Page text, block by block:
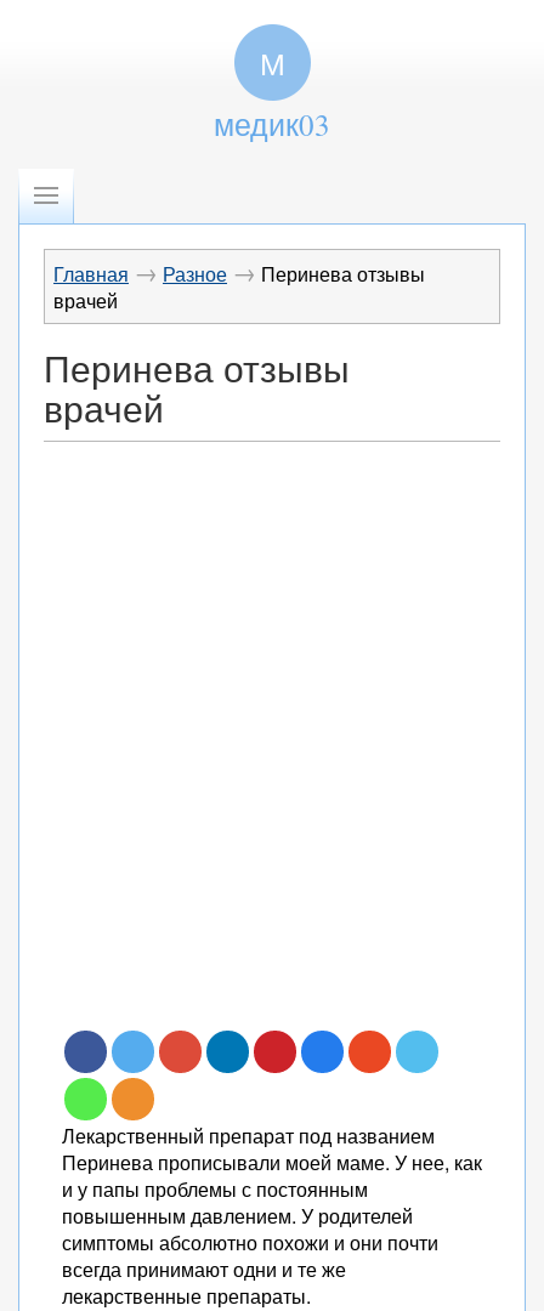
М
медик03
Главная → Разное → Перинева отзывы
врачей
Перинева отзывы
врачей
Лекарственный препарат под названием
Перинева прописывали моей маме. У нее, как
и у папы проблемы с постоянным
повышенным давлением. У родителей
симптомы абсолютно похожи и они почти
всегда принимают одни и те же
лекарственные препараты.